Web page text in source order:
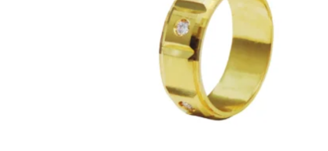
desejos